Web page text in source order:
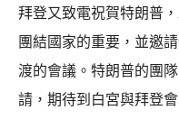
拜登又致電祝賀特朗普
團結國家的重要，並邀
渡的會議。特朗普的團
請，期待到白宮與拜登